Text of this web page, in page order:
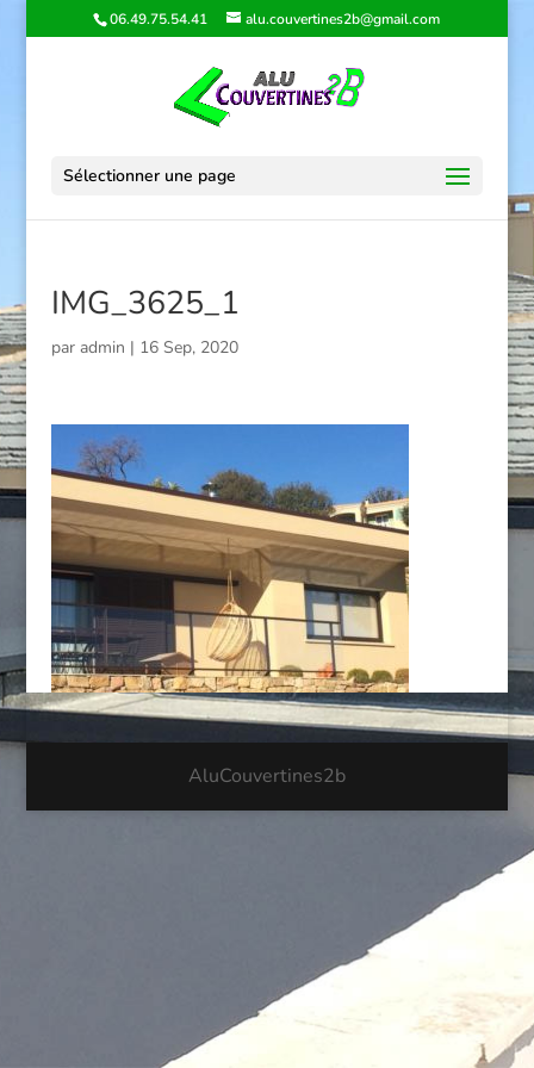
06.49.75.54.41 alu.couvertines2b@gmail.com
Sélectionner une page
IMG_3625_1
par admin | 16 Sep, 2020
AluCouvertines2b